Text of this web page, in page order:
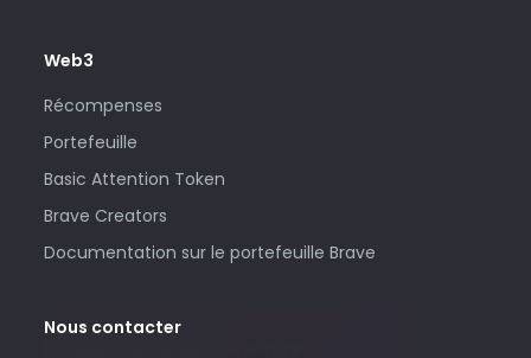
Web3
Récompenses
Portefeuille
Basic Attention Token
Brave Creators
Documentation sur le portefeuille Brave
Nous contacter